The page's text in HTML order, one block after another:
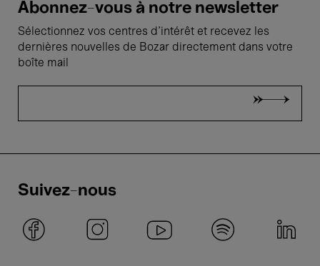
Abonnez-vous à notre newsletter
Sélectionnez vos centres d'intérêt et recevez les
dernières nouvelles de Bozar directement dans votre
boîte mail
Suivez-nous